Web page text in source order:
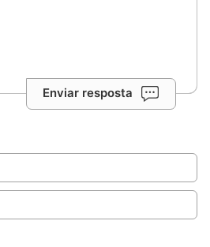
Enviar resposta